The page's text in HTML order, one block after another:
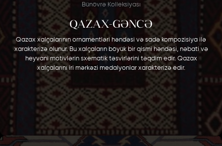
Bünövrə Kolleksiyası
QAZAX-GƏNCƏ
Qazax xalçalarının ornamentləri həndəsi və sadə kompozisiya ilə
xarakterizə olunur. Bu xalçaların böyük bir qismi həndəsi, nəbati və
heyvani motivlərin sxematik təsvirlərini təqdim edir. Qazax
xalçalarını iri mərkəzi medalyonlar xarakterizə edir.